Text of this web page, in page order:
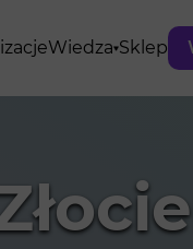
Wiedza Sklep